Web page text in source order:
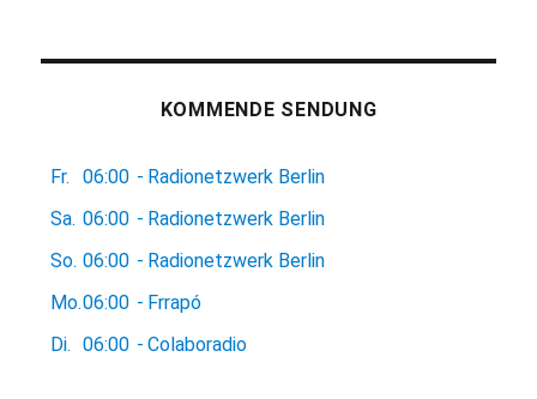
KOMMENDE SENDUNG
Fr. 06:00 - Radionetzwerk Berlin
Sa. 06:00 - Radionetzwerk Berlin
So. 06:00 - Radionetzwerk Berlin
Mo.06:00 - Frrapó
Di.
06:00 - Colaboradio